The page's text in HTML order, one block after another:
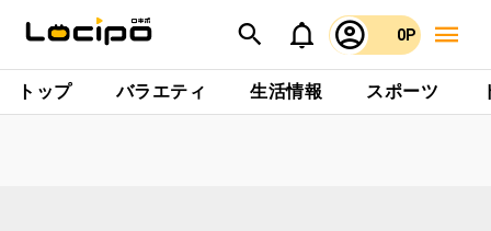
0P
トップ バラエティ 生活情報 スポーツ